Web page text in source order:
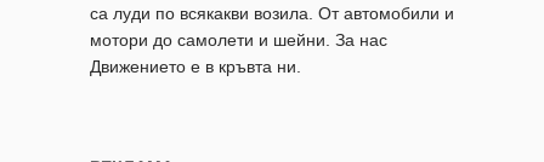
са луди по всякакви возила. От автомобили и
мотори до самолети и шейни. За нас
Движението е в кръвта ни.